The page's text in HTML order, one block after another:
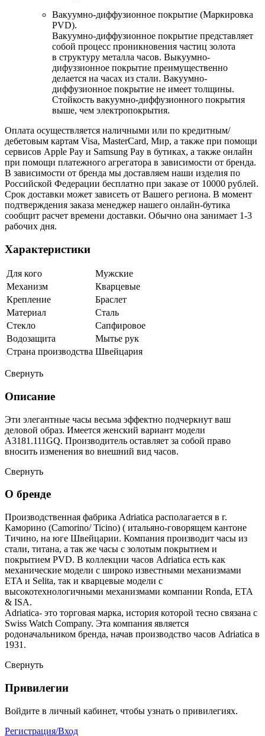
Вакуумно-диффузионное покрытие (Маркировка
PVD).
Вакуумно-диффузионное покрытие представляет
собой процесс проникновения частиц золота
в структуру металла часов. Выкуумно-
дифуззионное покрытие преимущественно
делается на часах из стали. Вакуумно-
диффузионное покрытие не имеет толщины.
Стойкость вакуумно-диффузионного покрытия
выше, чем электропокрытия.
Оплата осуществляется наличными или по кредитным/
дебетовым картам Visa, MasterCard, Мир, а также при помощи
сервисов Apple Pay и Samsung Pay в бутиках, а также онлайн
при помощи платежного агрегатора в зависимости от бренда.
В зависимости от бренда мы доставляем наши изделия по
Российской Федерации бесплатно при заказе от 10000 рублей.
Срок доставки может зависеть от Вашего региона. В момент
подтверждения заказа менеджер нашего онлайн-бутика
сообщит расчет времени доставки. Обычно она занимает 1-3
рабочих дня.
Характеристики
Для кого
Мужские
Механизм
Кварцевые
Крепление
Браслет
Материал
Сталь
Стекло
Сапфировое
Водозащита
Мытье рук
Страна производства Швейцария
Свернуть
Описание
Эти элегантные часы весьма эффектно подчеркнут ваш
деловой образ. Имеется женский вариант модели
A3181.111GQ. Производитель оставляет за собой право
вносить изменения во внешний вид часов.
Свернуть
О бренде
Производственная фабрика Adriatica располагается в г.
Каморино (Camorino/ Ticino) ( итальяно-говорящем кантоне
Тичино, на юге Швейцарии. Компания производит часы из
стали, титана, а так же часы с золотым покрытием и
покрытием PVD. В коллекции часов Adriatica есть как
механические модели с широко известными механизмами
ETA и Selita, так и кварцевые модели с
высокотехнологичными механизмами компании Ronda, ETA
& ISA.
Adriatica- это торговая марка, история которой тесно связана с
Swiss Watch Company. Эта компания является
родоначальником бренда, начав производство часов Adriatica в
1931.
Свернуть
Привилегии
Войдите в личный кабинет, чтобы узнать о привилегиях.
Регистрация/Вход